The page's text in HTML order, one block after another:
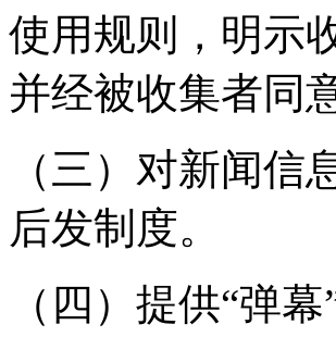
使用规则，明示
并经被收集者同
（三）对新闻
后发制度。
（四）提供“弹